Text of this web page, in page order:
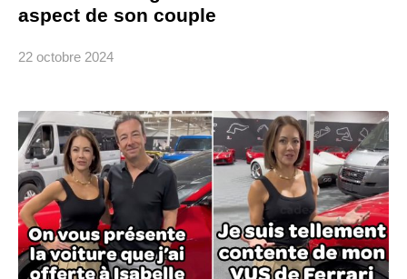
aspect de son couple
22 octobre 2024